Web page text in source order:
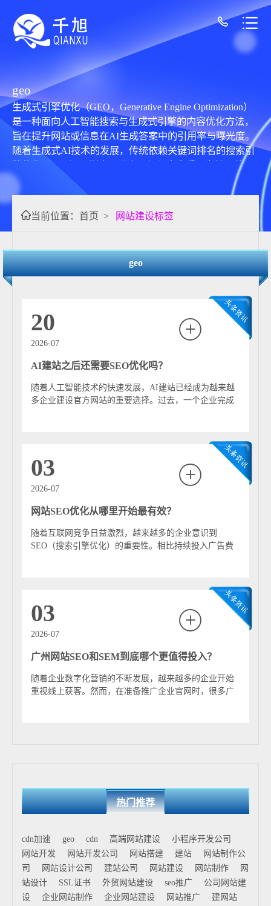
geo
生成式引擎优化（GEO，Generative Engine Optimization）
是一种面向人工智能搜索与生成式引擎的内容优化方法，
旨在提升网站或信息在AI生成答案中的引用率与曝光度。
随着生成式AI技术的发展，传统依赖关键词排名的搜索引
擎优化（SEO）逐渐向以语义理解与内容质量为核心的
GEO转变。 一、概念定义 GEO是指通过优化内容结构、
语义表达和信息权威性，使网站内容更容易被生成式AI系
统（如对话式搜索、智能助手等）理解、引用和整合，从
而在AI生成的答案中获得优先展示的一种策略。其核心目
统搜索模式下，用户通过输入关键词获取链接列表，再自
行筛选信息。而在生成式搜索环境中，AI会直接生成整合
网站流量入口从“搜索结果页”转向“AI答案引用”，推动了
GEO的出现与发展。 三、核心特点 语义优先：强调内容
的语义清晰度与上下文完整性，而非单纯关键词堆砌。 结
构化表达：通过分点、标题、问答等结构，提高内容被AI
容易被AI采纳。 上下文适配：内容需能够回答具体问题，
并具备明确结论。 四、与SEO的区别 SEO主要关注搜索引
擎排名机制，如关键词密度、外链数量等；而GEO更关注
两者并非对立关系，而是逐步融合发展。 五、应用方法 常
见的GEO优化策略包括： 构建清晰的问题—答案结构
（FAQ形式） 使用简洁明确的语言表达核心观点 增强内容
的专业性与数据支撑 提供完整上下文，避免信息碎片化 提
的普及，GEO将成为网站获取流量的重要手段之一。未
来，内容创作将更加注重“机器可读性”与“人类可理解性”
的结合，网站优化也将从技术驱动转向内容驱动。 总体来
当前位置： 首页 > 网站建设标签
geo
20
2026-07
AI建站之后还需要SEO优化吗？
随着人工智能技术的快速发展，AI建站已经成为越来越
多企业建设官方网站的重要选择。过去，一个企业完成
03
2026-07
网站SEO优化从哪里开始最有效？
随着互联网竞争日益激烈，越来越多的企业意识到
SEO（搜索引擎优化）的重要性。相比持续投入广告费
03
2026-07
广州网站SEO和SEM到底哪个更值得投入？
随着企业数字化营销的不断发展，越来越多的企业开始
重视线上获客。然而，在准备推广企业官网时，很多广
热门推荐
cdn加速 geo cdn 高端网站建设
小程序开发公司
网站开发
网站开发公司 网站搭建 建站
网站制作公
司
网站设计公司 建站公司 网站建设 网站制作
网
站设计
SSL证书 外贸网站建设 seo推广
公司网站建
设
企业网站制作 企业网站建设 网站推广
建网站